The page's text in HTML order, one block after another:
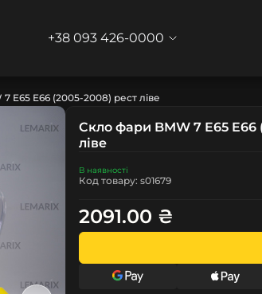
+38 093 426-0000
E65 E66 (2005-2008) рест ліве
Скло фари BMW 7 E65 E66
ліве
В наявності
Код товару: s01679
2091.00 ₴